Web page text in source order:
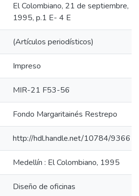
El Colombiano, 21 de septiembre,
1995, p.1 E- 4 E
(Artículos periodísticos)
Impreso
MIR-21 F53-56
Fondo Margaritainés Restrepo
http://hdl.handle.net/10784/9366
Medellín : El Colombiano, 1995
Diseño de oficinas